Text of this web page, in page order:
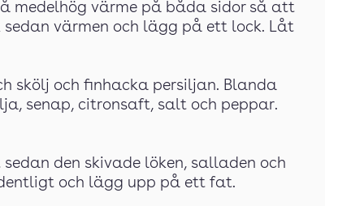
medelhög värme på båda sidor så att
värmen och lägg på ett lock. Låt
skölj och finhacka persiljan. Blanda
senap, citronsaft, salt och peppar.
den skivade löken, salladen och
och lägg upp på ett fat.